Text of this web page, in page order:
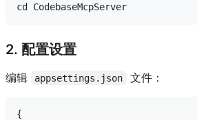
2. 配置设置
编辑 appsettings.json 文件：
{